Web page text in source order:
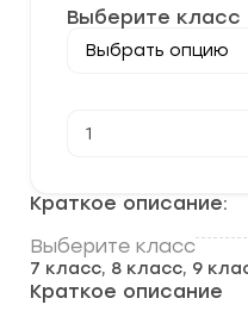
Краткое описание:
Выберите класс
7 класс, 8 класс, 9
Краткое описание
Выберите класс
товара
этап
ВСОШ
по
Биологии
2025-
2026